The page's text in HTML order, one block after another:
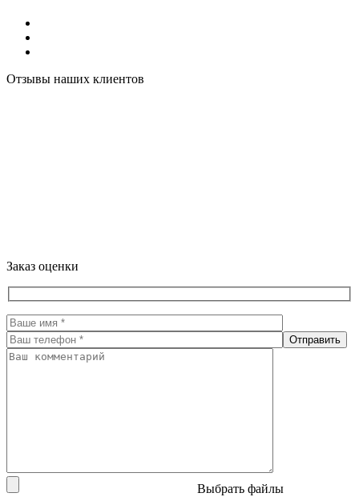
Отзывы наших клиентов
Заказ оценки
Выбрать файлы